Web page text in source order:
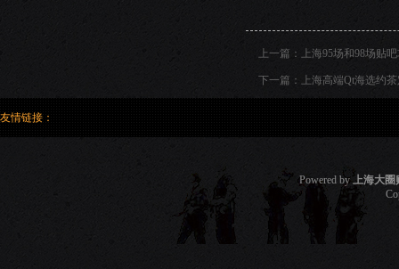
上一篇： 上海95场和98场贴
下一篇： 上海高端Qt海选约
友情链接：
Powered by 上海大圈